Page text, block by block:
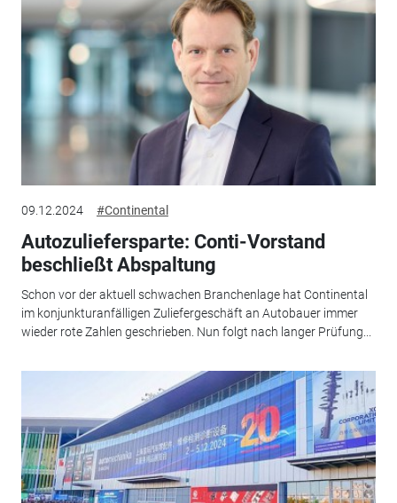
09.12.2024 #Continental
Autozuliefersparte: Conti-Vorstand
beschließt Abspaltung
Schon vor der aktuell schwachen Branchenlage hat Continental
im konjunkturanfälligen Zuliefergeschäft an Autobauer immer
wieder rote Zahlen geschrieben. Nun folgt nach langer Prüfung...